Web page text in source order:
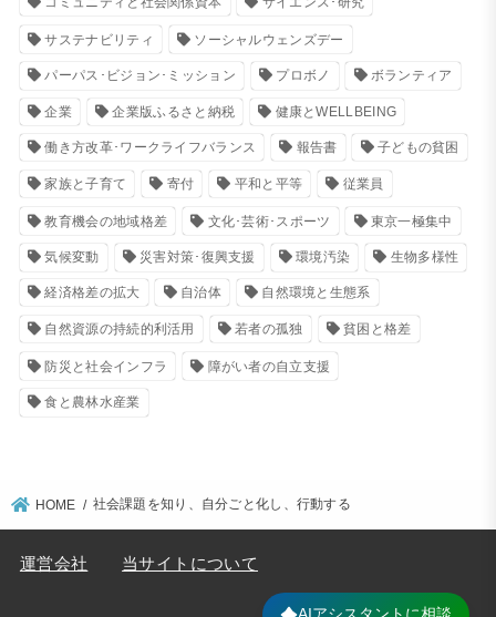
サステナビリティ ソーシャルウェンズデー
パーパス･ビジョン･ミッション プロボノ ボランティア
企業 企業版ふるさと納税 健康とWELLBEING
働き方改革･ワークライフバランス 報告書 子どもの貧困
家族と子育て 寄付 平和と平等 従業員
教育機会の地域格差 文化･芸術･スポーツ 東京一極集中
気候変動 災害対策･復興支援 環境汚染 生物多様性
経済格差の拡大 自治体 自然環境と生態系
自然資源の持続的利活用 若者の孤独 貧困と格差
防災と社会インフラ 障がい者の自立支援
食と農林水産業
HOME 社会課題を知り、自分ごと化し、行動する
運営会社 当サイトについて